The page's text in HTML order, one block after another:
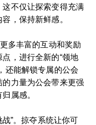
不仅让探索变得充满
，保持新鲜感。
多丰富的互动和奖励
，进行全新的“领地
还能解锁专属的公会
力量为公会带来更强
属感。
战”。掠夺系统让你可